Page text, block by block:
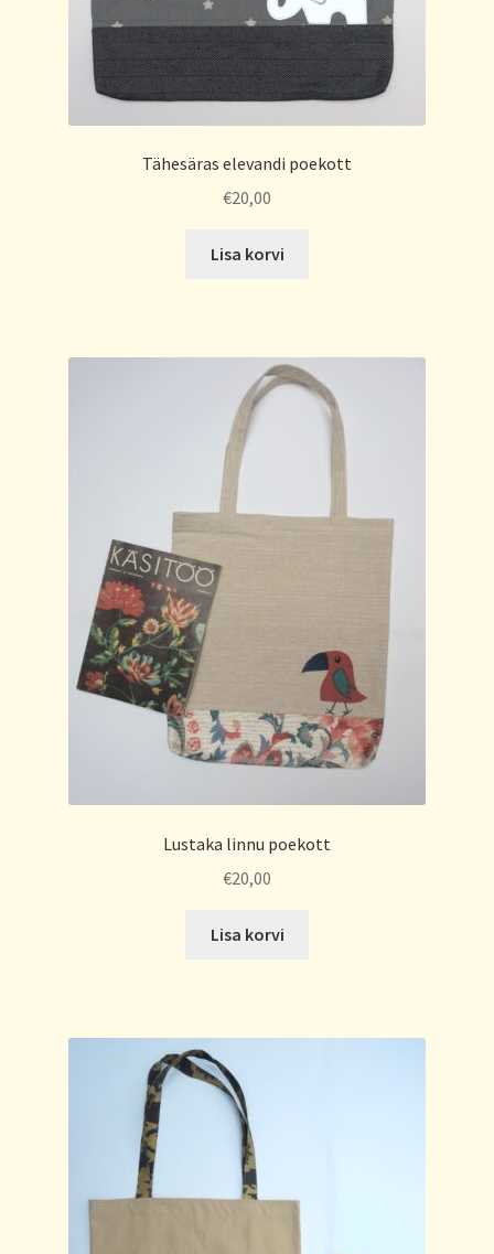
Tähesäras elevandi poekott
€20,00
Lisa korvi
Lustaka linnu poekott
€20,00
Lisa korvi